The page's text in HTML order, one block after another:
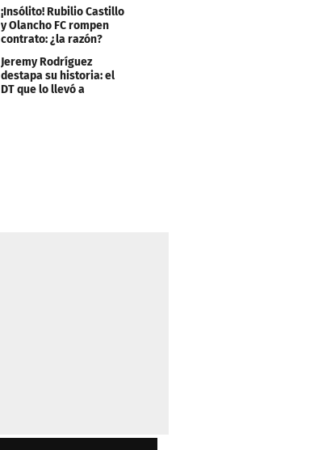
Independiente
¡Insólito! Rubilio Castillo
y Olancho FC rompen
contrato: ¿la razón?
Jeremy Rodríguez
destapa su historia: el
DT que lo llevó a